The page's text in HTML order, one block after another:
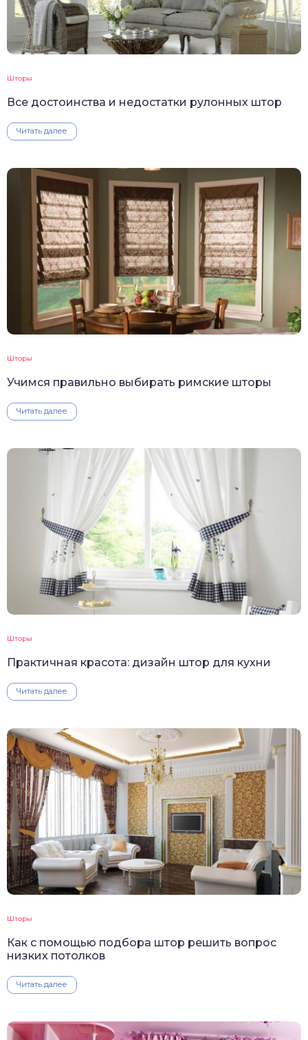
Шторы
Все достоинства и недостатки рулонных штор
Читать далее
Шторы
Учимся правильно выбирать римские шторы
Читать далее
Шторы
Практичная красота: дизайн штор для кухни
Читать далее
Шторы
Как с помощью подбора штор решить вопрос
низких потолков
Читать далее